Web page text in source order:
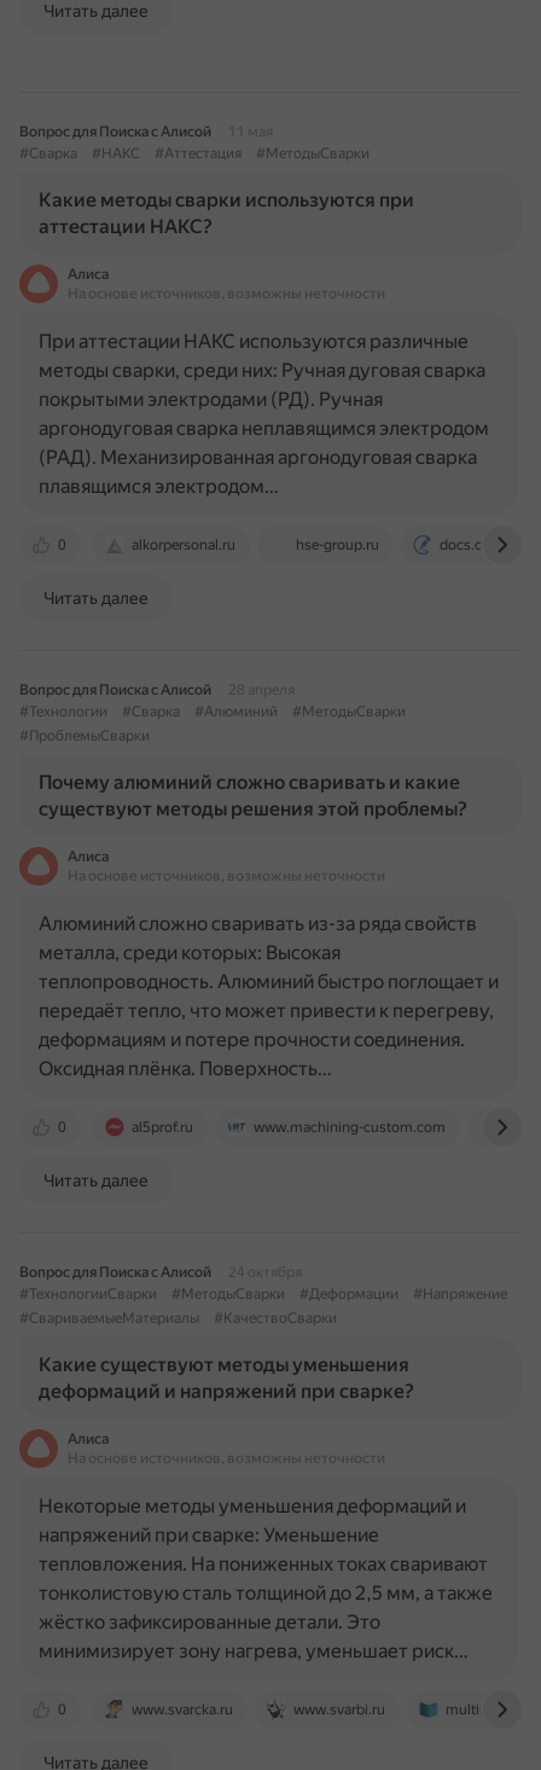
Читать далее
Вопрос для Поиска с Алисой
11 мая
#Сварка
#НАКС #Аттестация #МетодыСварки
Какие методы сварки используются при
аттестации НАКС?
Алиса
На основе источников, возможны неточности
0 alkorpersonal.ru hse-group.ru docs.cntd.ru
При аттестации НАКС используются различные
методы сварки, среди них: Ручная дуговая сварка
покрытыми электродами (РД). Ручная
аргонодуговая сварка неплавящимся электродом
(РАД). Механизированная аргонодуговая сварка
плавящимся электродом…
Читать далее
Вопрос для Поиска с Алисой
28 апреля
#Технологии
#Сварка #Алюминий
#МетодыСварки
#ПроблемыСварки
Почему алюминий сложно сваривать и какие
существуют методы решения этой проблемы?
Алиса
На основе источников, возможны неточности
0 al5prof.ru www.machining-custom.com
Алюминий сложно сваривать из-за ряда свойств
металла, среди которых: Высокая
теплопроводность. Алюминий быстро поглощает и
передаёт тепло, что может привести к перегреву,
деформациям и потере прочности соединения.
Оксидная плёнка. Поверхность…
Читать далее
Вопрос для Поиска с Алисой
24 октября
#ТехнологииСварки
#МетодыСварки #Деформации
#Напряжение
#СвариваемыеМатериалы
#КачествоСварки
Какие существуют методы уменьшения
деформаций и напряжений при сварке?
Алиса
На основе источников, возможны неточности
0 www.svarcka.ru www.svarbi.ru multiurok.ru
Некоторые методы уменьшения деформаций и
напряжений при сварке: Уменьшение
тепловложения. На пониженных токах сваривают
тонколистовую сталь толщиной до 2,5 мм, а также
жёстко зафиксированные детали. Это
минимизирует зону нагрева, уменьшает риск…
Читать далее